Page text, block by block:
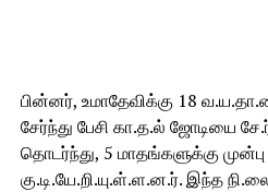
பின்னர், உமாதேவிக்கு 18
சேர்ந்து பேசி கா.த.ல் ஜோடியை
தொடர்ந்து, 5 மாதங்களுக்கு முன்பு
கு.டி.யே.றி.யு.ள்.ள.ன.ர். இந்த